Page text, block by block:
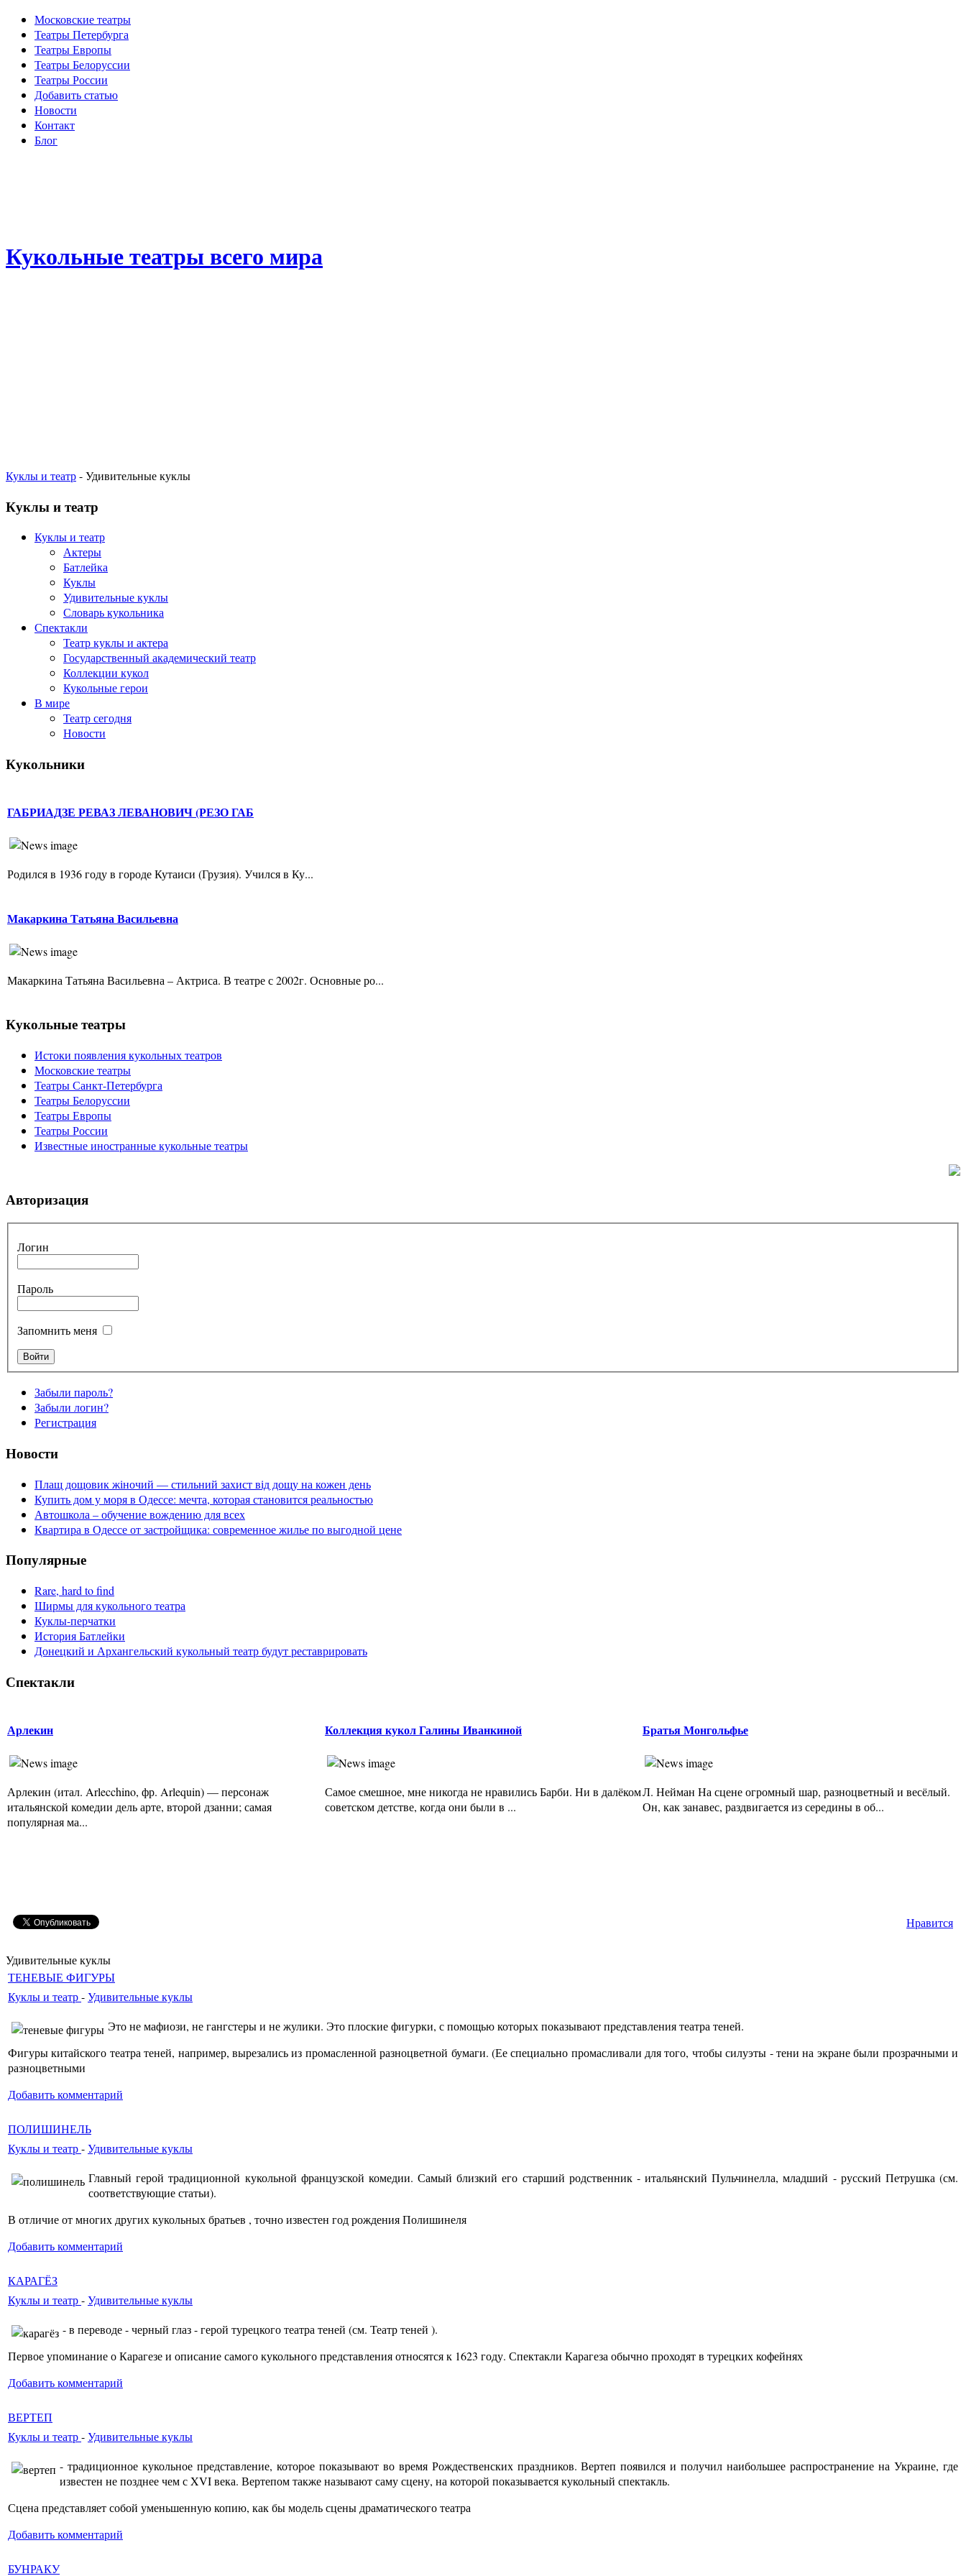
Московские театры
Театры Петербурга
Театры Европы
Театры Белоруссии
Театры России
Добавить статью
Новости
Контакт
Блог
Кукольные театры всего мира
Куклы и театр- Удивительные куклы
Куклы и театр
Куклы и театр
Актеры
Батлейка
Куклы
Удивительные куклы
Словарь кукольника
Спектакли
Театр куклы и актера
Государственный академический театр
Коллекции кукол
Кукольные герои
В мире
Театр сегодня
Новости
Кукольники
ГАБРИАДЗЕ РЕВАЗ ЛЕВАНОВИЧ (РЕЗО ГАБ
Родился в 1936 году в городе Кутаиси (Грузия). Учился в Ку...
Макаркина Татьяна Васильевна
Макаркина Татьяна Васильевна – Актриса. В театре с 2002г. Основные ро...
Кукольные театры
Истоки появления кукольных театров
Московские театры
Театры Санкт-Петербурга
Театры Белоруссии
Театры Европы
Театры России
Известные иностранные кукольные театры
Авторизация
Логин
Пароль
Запомнить меня
Забыли пароль?
Забыли логин?
Регистрация
Новости
Плащ дощовик жіночий — стильний захист від дощу на кожен день
Купить дом у моря в Одессе: мечта, которая становится реальностью
Автошкола – обучение вождению для всех
Квартира в Одессе от застройщика: современное жилье по выгодной цене
Популярные
Rare, hard to find
Ширмы для кукольного театра
Куклы-перчатки
История Батлейки
Донецкий и Архангельский кукольный театр будут реставрировать
Спектакли
Арлекин
Арлекин (итал. Arlecchino, фр. Arlequin) — персонаж
итальянской комедии дель арте, второй дзанни; самая
популярная ма...
Коллекция кукол Галины Иванкиной
Самое смешное, мне никогда не нравились Барби. Ни в далёком
советском детстве, когда они были в ...
Братья Монгольфье
Л. Нейман На сцене огромный шар, разноцветный и весёлый.
Он, как занавес, раздвигается из середины в об...
Нравится
Удивительные куклы
ТЕНЕВЫЕ ФИГУРЫ
Куклы и театр-Удивительные куклы
Это не мафиози, не гангстеры и не жулики. Это плоские фигурки, с помощью которых показывают представления театра теней.
Фигуры китайского театра теней, например, вырезались из промасленной разноцветной бумаги. (Ее специально промасливали для того, чтобы силуэты - тени на экране были прозрачными и
разноцветными
Добавить комментарий
ПОЛИШИНЕЛЬ
Куклы и театр-Удивительные куклы
Главный герой традиционной кукольной французской комедии. Самый близкий его старший родственник - итальянский Пульчинелла, младший - русский Петрушка (см.
соответствующие статьи).
В отличие от многих других кукольных братьев , точно известен год рождения Полишинеля
Добавить комментарий
КАРАГЁЗ
Куклы и театр-Удивительные куклы
- в переводе - черный глаз - герой турецкого театра теней (см. Театр теней ).
Первое упоминание о Карагезе и описание самого кукольного представления относятся к 1623 году. Спектакли Карагеза обычно проходят в турецких кофейнях
Добавить комментарий
ВЕРТЕП
Куклы и театр-Удивительные куклы
- традиционное кукольное представление, которое показывают во время Рождественских праздников. Вертеп появился и получил наибольшее распространение на Украине, где
известен не позднее чем с XVI века. Вертепом также называют саму сцену, на которой показывается кукольный спектакль.
Сцена представляет собой уменьшенную копию, как бы модель сцены драматического театра
Добавить комментарий
БУНРАКУ